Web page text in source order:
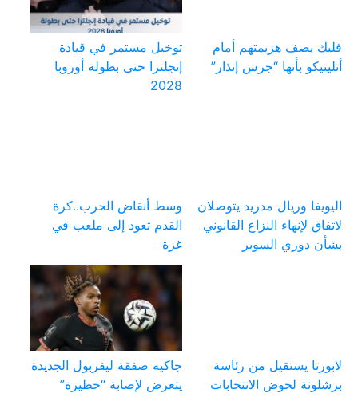
فليك يصف هزيمتهم أمام
أتليتيكو بأنها “جرس إنذار”
توخيل مستمر في قيادة
إنجلترا حتى بطولة أوروبا
2028
اليويفا وريال مدريد يتوصلان
لاتفاق لإنهاء النزاع القانوني
بشأن دوري السوبر
وسط أنقاض الحرب..كرة
القدم تعود إلى ملعب في
غزة
لابورتا يستقيل من رئاسة
برشلونة لخوض الانتخابات
جاكيه صفقة ليفربول الجديدة
يتعرض لإصابة “خطيرة”